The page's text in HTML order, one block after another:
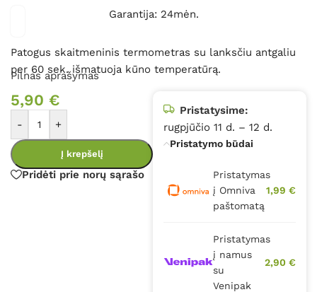
Garantija: 24mėn.
Patogus skaitmeninis termometras su lanksčiu antgaliu
per 60 sek. išmatuoja kūno temperatūrą.
Pilnas aprašymas
5,90 €
- +
Į krepšelį
Pridėti prie norų sąrašo
Pristatysime:
rugpjūčio 11 d. – 12 d.
Pristatymo būdai
Pristatymas
į Omniva
paštomatą
1,99 €
Pristatymas
į namus
su
Venipak
2,90 €